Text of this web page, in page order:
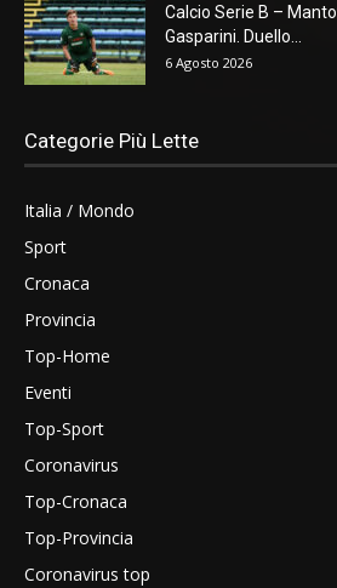
Calcio Serie B –
Gasparini. Duello...
6 Agosto 2026
Categorie Più Lette
Italia / Mondo
Sport
Cronaca
Provincia
Top-Home
Eventi
Top-Sport
Coronavirus
Top-Cronaca
Top-Provincia
Coronavirus top